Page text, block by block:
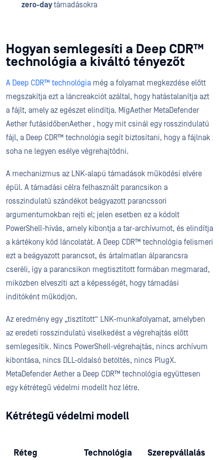
zero-daytámadásokra
Hogyan semlegesíti a Deep CDR™
technológia a kiváltó tényezőt
A Deep CDR™ technológia még a folyamat megkezdése előtt
megszakítja ezt a láncreakciót azáltal, hogy hatástalanítja azt
a fájlt, amely az egészet elindítja. MígAether MetaDefender
Aether futásidőbenAether , hogy mit csinál egy rosszindulatú
fájl, a Deep CDR™ technológia segít biztosítani, hogy a fájlnak
soha ne legyen esélye végrehajtódni.
A mechanizmus az LNK-alapú támadások működési elvére
épül. A támadási célra felhasznált parancsikon a
rosszindulatú szándékot beágyazott parancssori
argumentumokban rejti el; jelen esetben ez a kódolt
PowerShell-hívás, amely kibontja a tar-archívumot, és elindítja
a kártékony kód láncolatát. A Deep CDR™ technológia felismeri
ezt a beágyazott parancsot, és ártalmatlan álparancsra
cseréli, így a parancsikon megtisztított formában megmarad,
miközben elveszíti azt a képességét, hogy támadási
indítóként működjön.
Az eredmény egy „tisztított” LNK-munkafolyamat, amelyben
az eredeti rosszindulatú viselkedést a végrehajtás előtt
semlegesítik. Nincs PowerShell-végrehajtás, nincs archívum
kibontása, nincs DLL-oldalsó betöltés, nincs PlugX.
MetaDefender Aether a Deep CDR™ technológia együttesen
egy kétrétegű védelmi modellt hoz létre.
Kétrétegű védelmi modell
Réteg Technológia Szerepvállalás